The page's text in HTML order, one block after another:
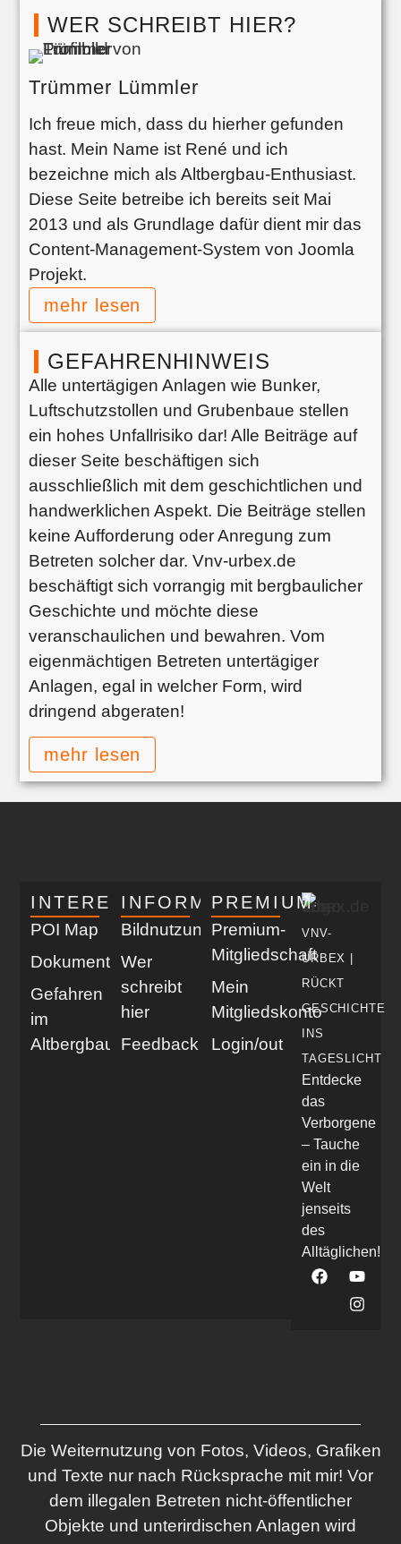
WER SCHREIBT HIER?
Trümmer Lümmler
Ich freue mich, dass du hierher gefunden
hast. Mein Name ist René und ich
bezeichne mich als Altbergbau-Enthusiast.
Diese Seite betreibe ich bereits seit Mai
2013 und als Grundlage dafür dient mir das
Content-Management-System von Joomla
Projekt.
mehr lesen
GEFAHRENHINWEIS
Alle untertägigen Anlagen wie Bunker,
Luftschutzstollen und Grubenbaue stellen
ein hohes Unfallrisiko dar! Alle Beiträge auf
dieser Seite beschäftigen sich
ausschließlich mit dem geschichtlichen und
handwerklichen Aspekt. Die Beiträge stellen
keine Aufforderung oder Anregung zum
Betreten solcher dar. Vnv-urbex.de
beschäftigt sich vorrangig mit bergbaulicher
Geschichte und möchte diese
veranschaulichen und bewahren. Vom
eigenmächtigen Betreten untertägiger
Anlagen, egal in welcher Form, wird
dringend abgeraten!
mehr lesen
VNV-
URBEX |
RÜCKT
GESCHICHTE
INS
TAGESLICHT
Entdecke
das
Verborgene
– Tauche
ein in die
Welt
jenseits
des
Alltäglichen!
INTERESSANT
POI Map
Dokumentationen
Gefahren
im
Altbergbau
INFORMATIV
Bildnutzung
Wer
schreibt
hier
Feedback
PREMIUM
Premium-
Mitgliedschaft
Mein
Mitgliedskonto
Login/out
Die Weiternutzung von Fotos, Videos, Grafiken
und Texte nur nach Rücksprache mit mir! Vor
dem illegalen Betreten nicht-öffentlicher
Objekte und unterirdischen Anlagen wird